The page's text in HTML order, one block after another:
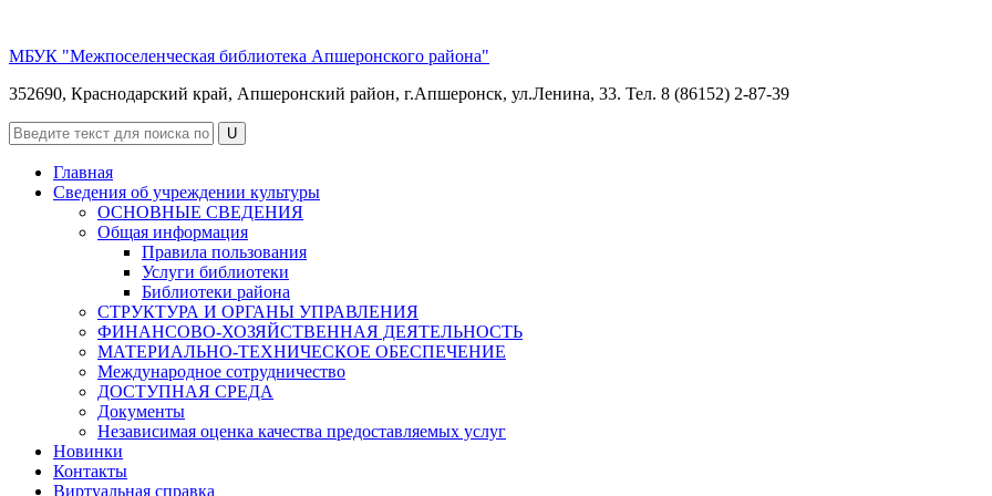
МБУК "Межпоселенческая библиотека Апшеронского района"
352690, Краснодарский край, Апшеронский район, г.Апшеронск, ул.Ленина, 33. Тел. 8 (86152) 2-87-39
Главная
Сведения об учреждении культуры
ОСНОВНЫЕ СВЕДЕНИЯ
Общая информация
Правила пользования
Услуги библиотеки
Библиотеки района
СТРУКТУРА И ОРГАНЫ УПРАВЛЕНИЯ
ФИНАНСОВО-ХОЗЯЙСТВЕННАЯ ДЕЯТЕЛЬНОСТЬ
МАТЕРИАЛЬНО-ТЕХНИЧЕСКОЕ ОБЕСПЕЧЕНИЕ
Международное сотрудничество
ДОСТУПНАЯ СРЕДА
Документы
Независимая оценка качества предоставляемых услуг
Новинки
Контакты
Виртуальная справка